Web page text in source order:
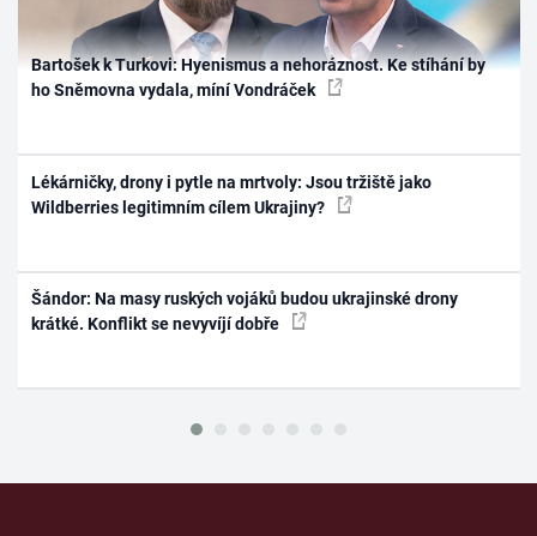
Bartošek k Turkovi: Hyenismus a nehoráznost. Ke stíhání by
ho Sněmovna vydala, míní Vondráček
Lékárničky, drony i pytle na mrtvoly: Jsou tržiště jako
Wildberries legitimním cílem Ukrajiny?
Šándor: Na masy ruských vojáků budou ukrajinské drony
krátké. Konflikt se nevyvíjí dobře